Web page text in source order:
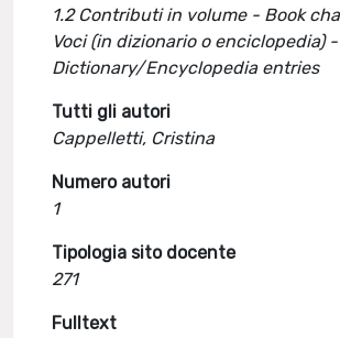
1.2 Contributi in volume - Book
Voci (in dizionario o enciclopedia) -
Dictionary/Encyclopedia entries
Tutti gli autori
Cappelletti, Cristina
Numero autori
1
Tipologia sito docente
271
Fulltext